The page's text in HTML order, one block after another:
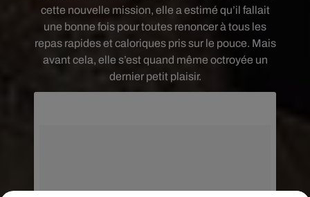
cette nouvelle mission, elle a estimé qu’il fallait
une bonne fois pour toutes renoncer à tous les
repas rapides et caloriques pris sur le pouce. Mais
avant cela, elle s’est quand même octroyée un
dernier petit plaisir.